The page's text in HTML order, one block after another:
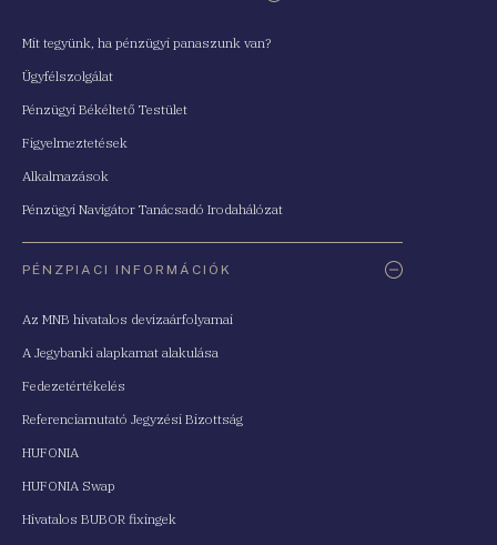
Mit tegyünk, ha pénzügyi panaszunk van?
Ügyfélszolgálat
Pénzügyi Békéltető Testület
Figyelmeztetések
Alkalmazások
Pénzügyi Navigátor Tanácsadó Irodahálózat
PÉNZPIACI INFORMÁCIÓK
Az MNB hivatalos devizaárfolyamai
A Jegybanki alapkamat alakulása
Fedezetértékelés
Referenciamutató Jegyzési Bizottság
HUFONIA
HUFONIA Swap
Hivatalos BUBOR fixingek